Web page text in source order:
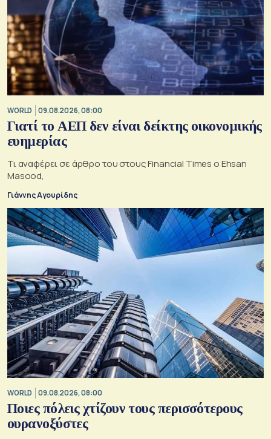
WORLD 09.08.2026, 08:00
Γιατί το ΑΕΠ δεν είναι δείκτης οικονομικής
ευημερίας
Τι αναφέρει σε άρθρο του στους Financial Times ο Ehsan
Masood,
Γιάννης Αγουρίδης
WORLD 09.08.2026, 08:00
Ποιες πόλεις χτίζουν τους περισσότερους
ουρανοξύστες